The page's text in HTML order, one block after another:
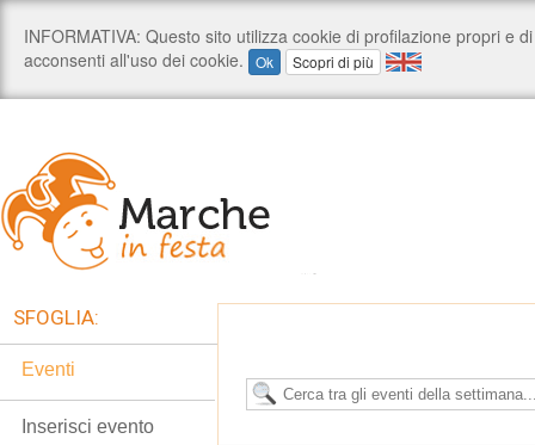
SFOGLIA:
Eventi
Inserisci evento